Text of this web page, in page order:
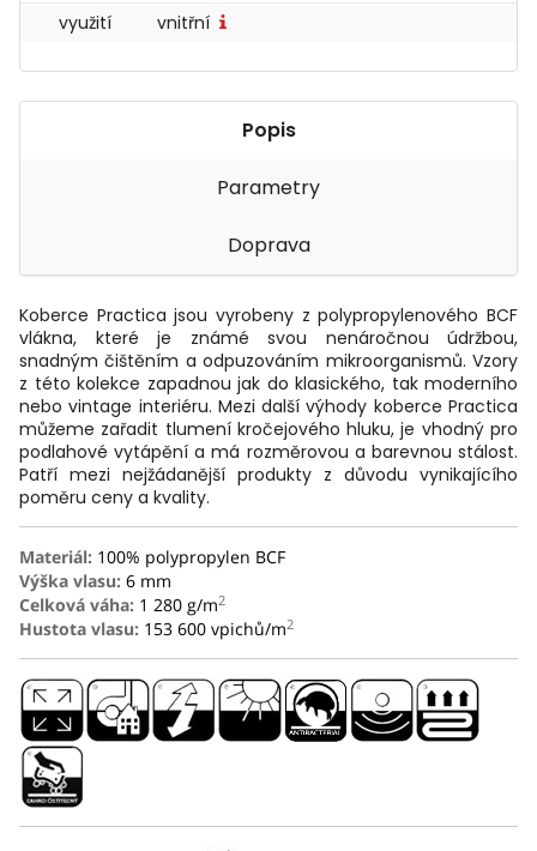
využití
vnitřní
Popis
Parametry
Doprava
Koberce Practica jsou vyrobeny z polypropylenového BCF
vlákna, které je známé svou nenáročnou údržbou,
snadným čištěním a odpuzováním mikroorganismů. Vzory
z této kolekce zapadnou jak do klasického, tak moderního
nebo vintage interiéru. Mezi další výhody koberce Practica
můžeme zařadit tlumení kročejového hluku, je vhodný pro
podlahové vytápění a má rozměrovou a barevnou stálost.
Patří mezi nejžádanější produkty z důvodu vynikajícího
poměru ceny a kvality.
Materiál: 100% polypropylen BCF
Výška vlasu: 6 mm
Celková váha: 1 280 g/m2
Hustota vlasu: 153 600 vpichů/m2